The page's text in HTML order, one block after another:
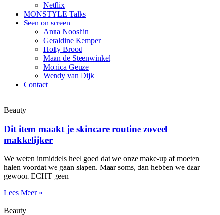
Netflix
MONSTYLE Talks
Seen on screen
Anna Nooshin
Geraldine Kemper
Holly Brood
Maan de Steenwinkel
Monica Geuze
Wendy van Dijk
Contact
Beauty
Dit item maakt je skincare routine zoveel
makkelijker
We weten inmiddels heel goed dat we onze make-up af moeten
halen voordat we gaan slapen. Maar soms, dan hebben we daar
gewoon ECHT geen
Lees Meer »
Beauty